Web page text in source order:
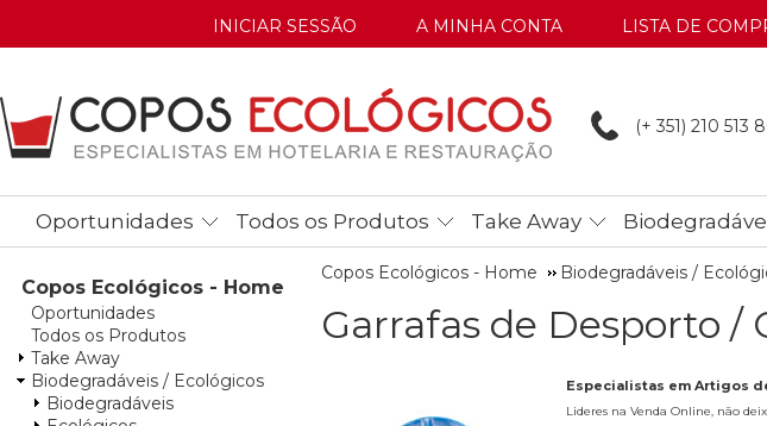
INICIAR SESSÃO A MINHA CONTA LISTA DE
(+ 351) 210 513
Oportunidades Todos os Produtos Take Away
Copos Ecológicos - Home
Oportunidades
Todos os Produtos
Take Away
Biodegradáveis / Ecológicos
Biodegradáveis
Copos Ecológicos - Home Biodegradáveis /
Garrafas de Desporto /
Especialistas em Artigos
Lideres na Venda Online, não